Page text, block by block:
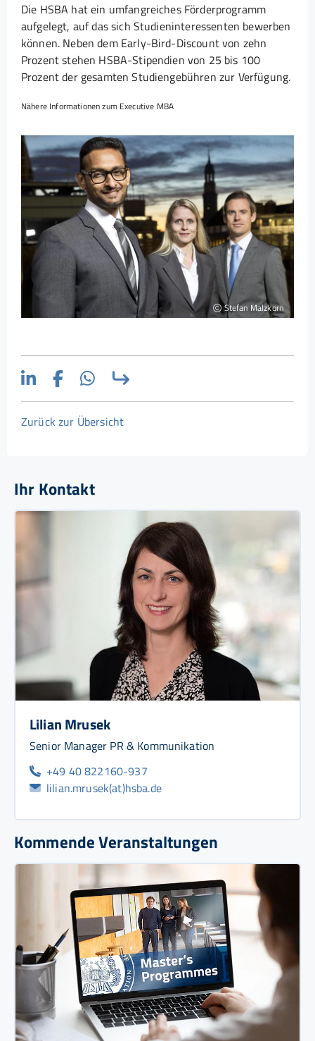
Die HSBA hat ein umfangreiches Förderprogramm
aufgelegt, auf das sich Studieninteressenten bewerben
können. Neben dem Early-Bird-Discount von zehn
Prozent stehen HSBA-Stipendien von 25 bis 100
Prozent der gesamten Studiengebühren zur Verfügung.
Nähere Informationen zum Executive MBA
Stefan Malzkorn
Zurück zur Übersicht
Ihr Kontakt
Lilian Mrusek
Senior Manager PR & Kommunikation
+49 40 822160-937
lilian.mrusek(at)hsba.de
Kommende Veranstaltungen